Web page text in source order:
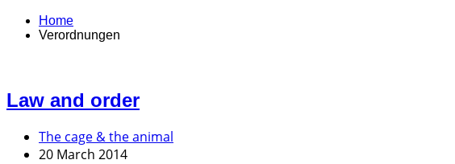
Home
Verordnungen
Law and order
The cage & the animal
20 March 2014